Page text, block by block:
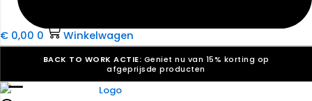
€ 0,00 0 Winkelwagen
BACK TO WORK ACTIE: Geniet nu van 15% korting op
afgeprijsde producten
Verkiezingsdrukwerk nodig? Maak indruk, win stemmen.
☰